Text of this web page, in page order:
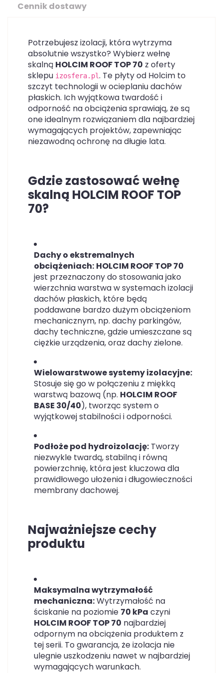
Cennik dostawy
Potrzebujesz izolacji, która wytrzyma
absolutnie wszystko? Wybierz wełnę
skalną HOLCIM ROOF TOP 70 z oferty
sklepu izosfera.pl. Te płyty od Holcim to
szczyt technologii w ocieplaniu dachów
płaskich. Ich wyjątkowa twardość i
odporność na obciążenia sprawiają, że są
one idealnym rozwiązaniem dla najbardziej
wymagających projektów, zapewniając
niezawodną ochronę na długie lata.
Gdzie zastosować wełnę
skalną HOLCIM ROOF TOP
70?
Dachy o ekstremalnych
obciążeniach: HOLCIM ROOF TOP 70
jest przeznaczony do stosowania jako
wierzchnia warstwa w systemach izolacji
dachów płaskich, które będą
poddawane bardzo dużym obciążeniom
mechanicznym, np. dachy parkingów,
dachy techniczne, gdzie umieszczane są
ciężkie urządzenia, oraz dachy zielone.
Wielowarstwowe systemy izolacyjne:
Stosuje się go w połączeniu z miękką
warstwą bazową (np. HOLCIM ROOF
BASE 30/40), tworząc system o
wyjątkowej stabilności i odporności.
Podłoże pod hydroizolację: Tworzy
niezwykle twardą, stabilną i równą
powierzchnię, która jest kluczowa dla
prawidłowego ułożenia i długowieczności
membrany dachowej.
Najważniejsze cechy
produktu
Maksymalna wytrzymałość
mechaniczna:Wytrzymałość na
ściskanie na poziomie 70 kPa czyni
HOLCIM ROOF TOP 70 najbardziej
odpornym na obciążenia produktem z
tej serii. To gwarancja, że izolacja nie
ulegnie uszkodzeniu nawet w najbardziej
wymagających warunkach.